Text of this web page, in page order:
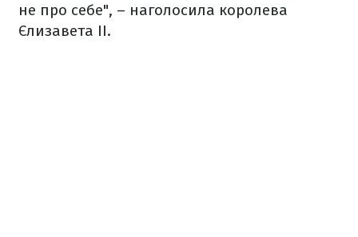
не про себе", – наголосила королева
Єлизавета ІІ.